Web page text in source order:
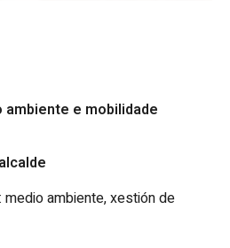
e mobilidade
ambiente, xestión de